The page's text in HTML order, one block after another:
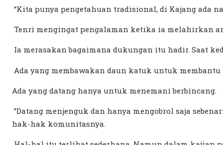
“Kita punya pengetahuan tradisional, di Kajang ada
Tenri mengingat pengalaman ketika ia melahirkan
Ia merasakan bagaimana dukungan itu hadir. Saat
Ada yang membawakan daun katuk untuk membantu
Ada yang datang hanya untuk menemani berbincang.
”Datang menjenguk dan hanya mengobrol saja
hak-hak komunitasnya.